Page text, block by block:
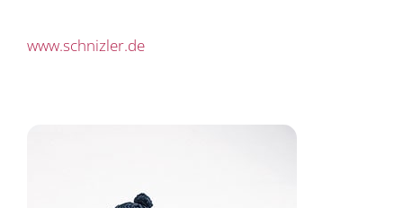
www.schnizler.de